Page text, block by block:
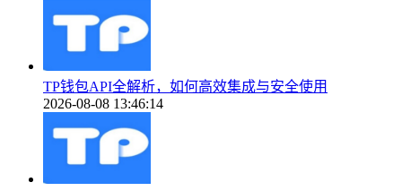
TP钱包API全解析，如何高效集成与安全使用
2026-08-08 13:46:14